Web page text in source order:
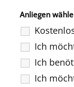
Anliegen
Ich
Ich
Ich